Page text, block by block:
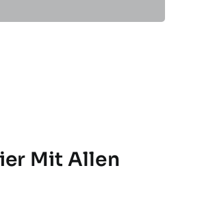
Mit Allen